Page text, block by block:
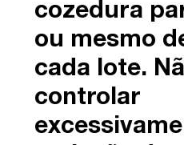
cozedura
ou mesmo
cada lote.
controlar